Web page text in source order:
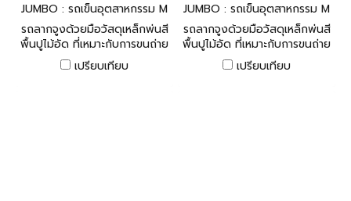
JUMBO : รถเข็นอุตสาหกรรม M
T-1508N
รถลากจูงด้วยมือวัสดุเหล็กพ่นสี
พื้นปูไม้อัด ที่เหมาะกับการขนถ่าย
สินค้าชิ้นใหญ่ได้อย่างคล่องตัว
เปรียบเทียบ
JUMBO : รถเข็นอุตสาหกรรม M
T-1208N
รถลากจูงด้วยมือวัสดุเหล็กพ่นสี
พื้นปูไม้อัด ที่เหมาะกับการขนถ่าย
สินค้าชิ้นใหญ่ได้อย่างคล่องตัว
เปรียบเทียบ